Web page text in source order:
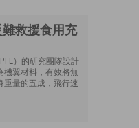
救援食用充
）的研究團隊設計
機翼材料，有效將無
重量的五成，飛行速